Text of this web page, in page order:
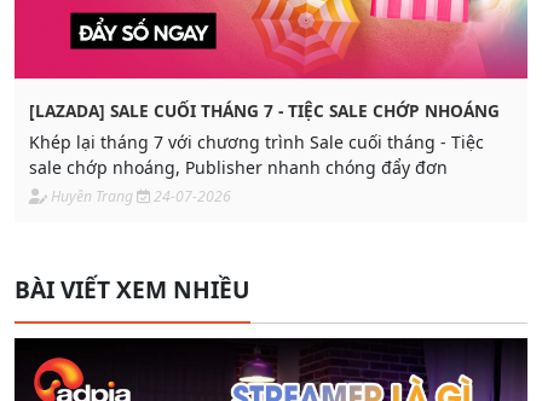
[LAZADA] SALE CUỐI THÁNG 7 - TIỆC SALE CHỚP NHOÁNG
Khép lại tháng 7 với chương trình Sale cuối tháng - Tiệc
sale chớp nhoáng, Publisher nhanh chóng đẩy đơn
Huyền Trang 24-07-2026
BÀI VIẾT XEM NHIỀU